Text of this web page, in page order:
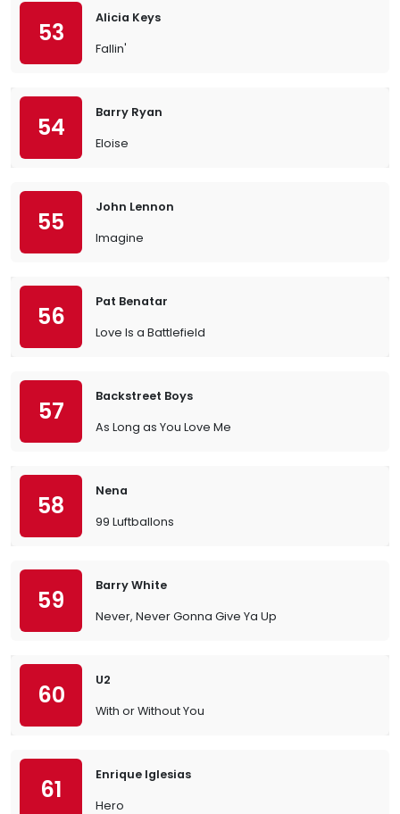
53
Alicia Keys
Fallin'
54
Barry Ryan
Eloise
55
John Lennon
Imagine
56
Pat Benatar
Love Is a Battlefield
57
Backstreet Boys
As Long as You Love Me
58
Nena
99 Luftballons
59
Barry White
Never, Never Gonna Give Ya Up
60
U2
With or Without You
61
Enrique Iglesias
Hero